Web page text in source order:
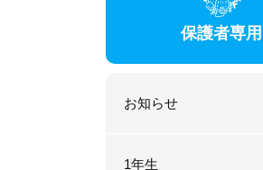
保護者専用
お知らせ
1年生